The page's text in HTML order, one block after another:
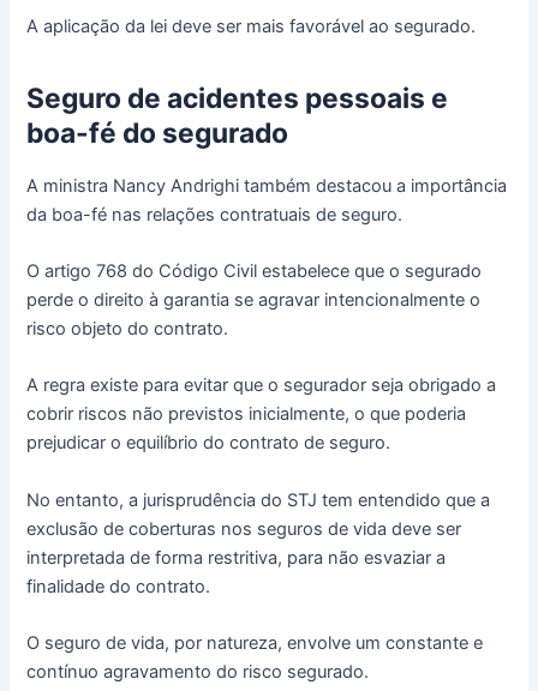
A aplicação da lei deve ser mais favorável ao segurado.
Seguro de acidentes pessoais e
boa-fé do segurado
A ministra Nancy Andrighi também destacou a importância
da boa-fé nas relações contratuais de seguro.
O artigo 768 do Código Civil estabelece que o segurado
perde o direito à garantia se agravar intencionalmente o
risco objeto do contrato.
A regra existe para evitar que o segurador seja obrigado a
cobrir riscos não previstos inicialmente, o que poderia
prejudicar o equilíbrio do contrato de seguro.
No entanto, a jurisprudência do STJ tem entendido que a
exclusão de coberturas nos seguros de vida deve ser
interpretada de forma restritiva, para não esvaziar a
finalidade do contrato.
O seguro de vida, por natureza, envolve um constante e
contínuo agravamento do risco segurado.